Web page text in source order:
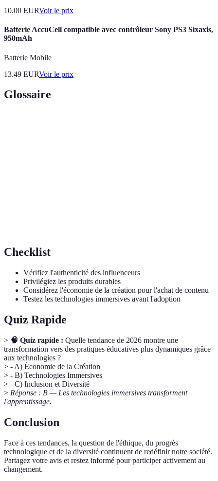
10.00 EURVoir le prix
Batterie AccuCell compatible avec contrôleur Sony PS3 Sixaxis,
950mAh
Batterie Mobile
13.49 EURVoir le prix
Glossaire
Checklist
Vérifiez l'authenticité des influenceurs
Privilégiez les produits durables
Considérez l'économie de la création pour l'achat de contenu
Testez les technologies immersives avant l'adoption
Quiz Rapide
> 🧠 Quiz rapide : Quelle tendance de 2026 montre une
transformation vers des pratiques éducatives plus dynamiques grâce
aux technologies ?
> - A) Économie de la Création
> - B) Technologies Immersives
> - C) Inclusion et Diversité
> Réponse : B — Les technologies immersives transforment
l'apprentissage.
Conclusion
Face à ces tendances, la question de l'éthique, du progrès
technologique et de la diversité continuent de redéfinir notre société.
Partagez votre avis et restez informé pour participer activement au
changement.